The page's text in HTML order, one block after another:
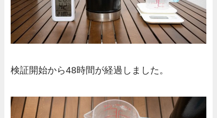
検証開始から48時間が経過しました。